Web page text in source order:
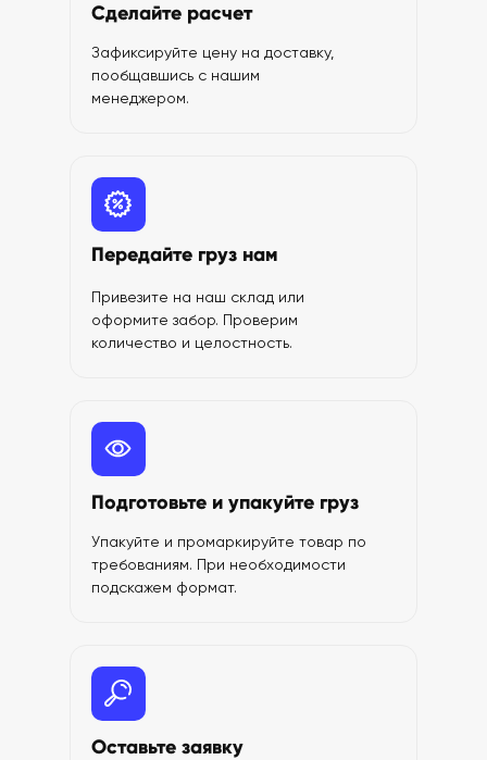
Сделайте расчет
Зафиксируйте цену на доставку,
пообщавшись с нашим
менеджером.
Оставьте заявку
Подготовьте и упакуйте груз
Упакуйте и промаркируйте товар по
требованиям. При необходимости
подскажем формат.
Передайте груз нам
Привезите на наш склад или
оформите забор. Проверим
количество и целостность.